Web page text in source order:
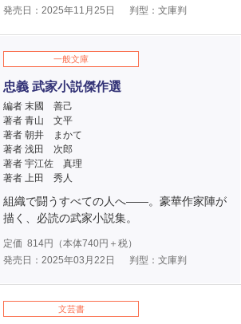
発売日：2025年11月25日
判型：文庫判
一般文庫
忠義 武家小説傑作選
編者 末國 善己
著者 青山 文平
著者 朝井 まかて
著者 浅田 次郎
著者 宇江佐 真理
著者 上田 秀人
組織で闘うすべての人へ――。豪華作家陣が
描く、必読の武家小説集。
定価 814円（本体740円＋税）
発売日：2025年03月22日
判型：文庫判
文芸書